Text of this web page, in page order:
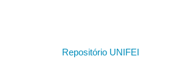
Repositório UNIFEI